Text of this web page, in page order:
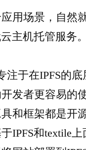
用场景，自然
主机托管服务
注于在IPFS的
发者更容易的
和框架都是开源
IPFS和textile